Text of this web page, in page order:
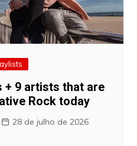
+ 9 artists that are
Rock today
28 de julho de 2026